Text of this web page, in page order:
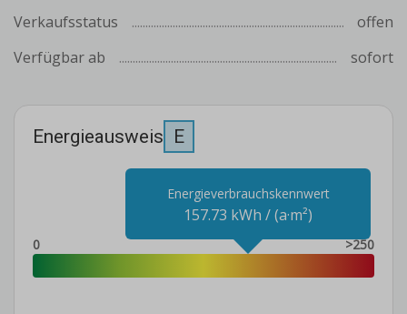
Verkaufsstatus
offen
Verfügbar ab
sofort
Energieausweis E
Energieverbrauchskennwert
157.73 kWh / (a·m²)
0 >250